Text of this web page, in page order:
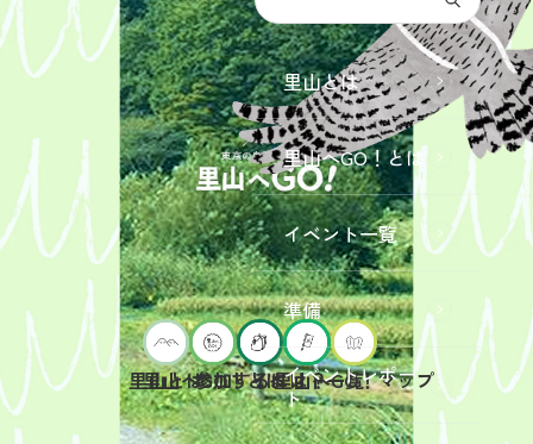
里山とは
里山へGO！とは
イベント一覧
準備
イベントレポー
ト
里山とは
里山へGO！とは
参加するには？
イベント一覧
里山へGO！マップ
2026年9
月19日